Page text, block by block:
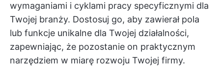
wymaganiami i cyklami pracy specyficznymi dla
Twojej branży. Dostosuj go, aby zawierał pola
lub funkcje unikalne dla Twojej działalności,
zapewniając, że pozostanie on praktycznym
narzędziem w miarę rozwoju Twojej firmy.